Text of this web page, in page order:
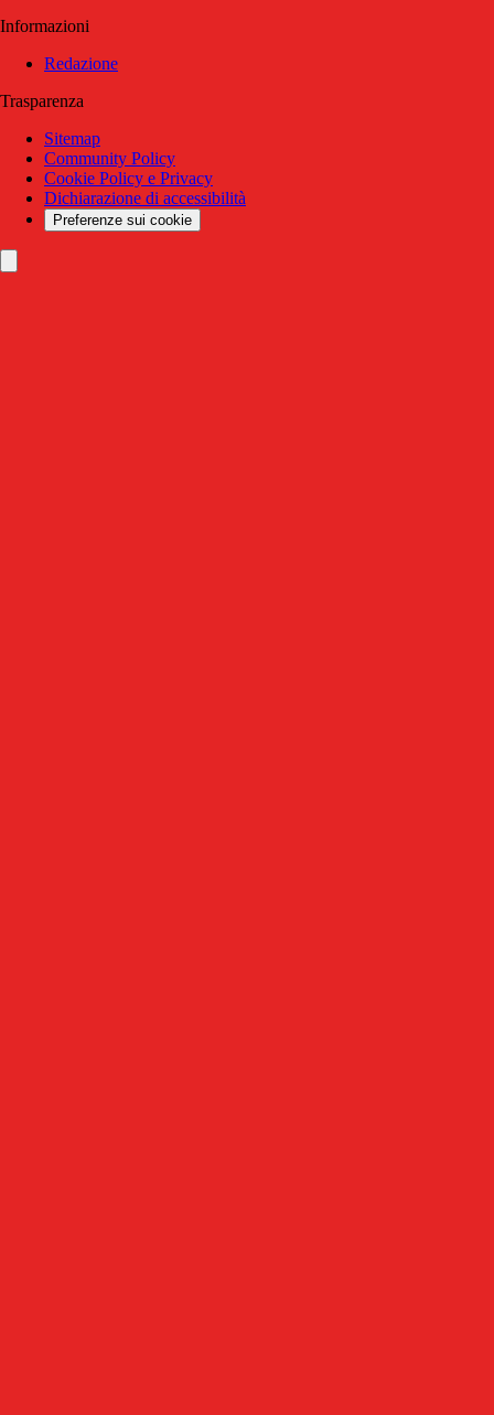
Informazioni
Redazione
Trasparenza
Sitemap
Community Policy
Cookie Policy e Privacy
Dichiarazione di accessibilità
Preferenze sui cookie